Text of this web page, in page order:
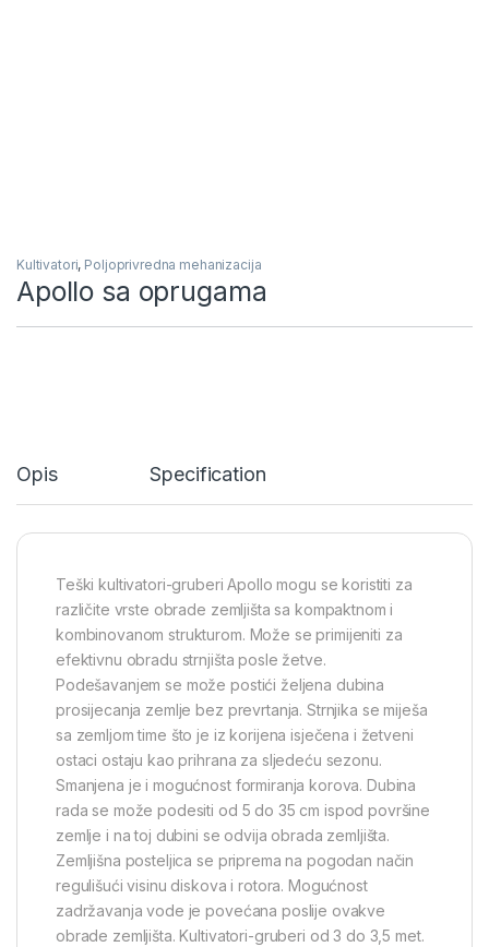
Kultivatori, Poljoprivredna mehanizacija
Apollo sa oprugama
Opis Specification
Teški kultivatori-gruberi Apollo mogu se koristiti za
različite vrste obrade zemljišta sa kompaktnom i
kombinovanom strukturom. Može se primijeniti za
efektivnu obradu strnjišta posle žetve.
Podešavanjem se može postići željena dubina
prosijecanja zemlje bez prevrtanja. Strnjika se miješa
sa zemljom time što je iz korijena isječena i žetveni
ostaci ostaju kao prihrana za sljedeću sezonu.
Smanjena je i mogućnost formiranja korova. Dubina
rada se može podesiti od 5 do 35 cm ispod površine
zemlje i na toj dubini se odvija obrada zemljišta.
Zemljišna posteljica se priprema na pogodan način
regulišući visinu diskova i rotora. Mogućnost
zadržavanja vode je povećana poslije ovakve
obrade zemljišta. Kultivatori-gruberi od 3 do 3,5 met.